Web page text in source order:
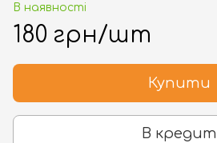
В наявності
180 грн/шт
Купити
В кредит